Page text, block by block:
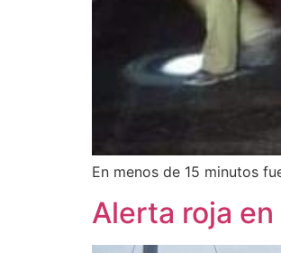
En menos de 15 minutos
Alerta roja